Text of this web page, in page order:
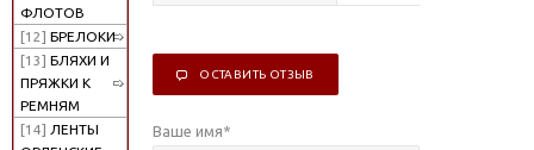
ФЛОТОВ
[12] БРЕЛОКИ
[13] БЛЯХИ И
ПРЯЖКИ К
РЕМНЯМ
[14] ЛЕНТЫ
ОСТАВИТЬ ОТЗЫВ
Ваше имя*